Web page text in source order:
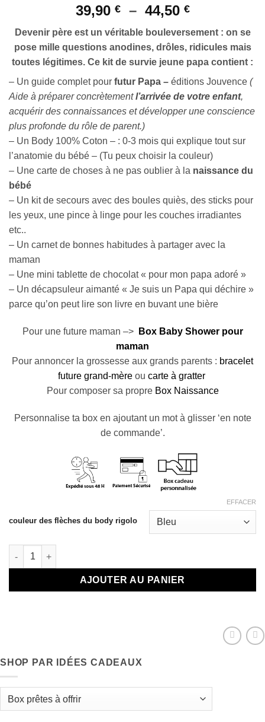
Noté
sur 5 basé
54
notations
client
39,90 € – 44,50 €Plage
prix :
39,90 €
à
44,50 €
Devenir père est un véritable bouleversement : on se
pose mille questions anodines, drôles, ridicules mais
toutes légitimes. Ce kit de survie jeune papa contient :
– Un guide complet pour futur Papa – éditions Jouvence (
Aide à préparer concrètementl’arrivée de votre enfant,
acquérir des connaissances et développer une conscience
plus profonde du rôle de parent.)
– Un Body 100% Coton – : 0-3 mois qui explique tout sur
l’anatomie du bébé – (Tu peux choisir la couleur)
– Une carte de choses à ne pas oublier à la naissance du
bébé
– Un kit de secours avec des boules quiès, des sticks pour
les yeux, une pince à linge pour les couches irradiantes
etc..
– Un carnet de bonnes habitudes à partager avec la
maman
– Une mini tablette de chocolat « pour mon papa adoré »
– Un décapsuleur aimanté « Je suis un Papa qui déchire »
parce qu’on peut lire son livre en buvant une bière
Pour une future maman –>
Box Baby Shower pour
maman
Pour annoncer la grossesse aux grands parents : bracelet
future grand-mèreou carte à gratter
Pour composer sa propre Box Naissance
Personnalise ta box en ajoutant un mot à glisser ‘en note
de commande’.
couleur des flèches du body rigolo
EFFACER
quantité de Le kit de survie jeune papa
AJOUTER AU PANIER
SHOP PAR IDÉES CADEAUX